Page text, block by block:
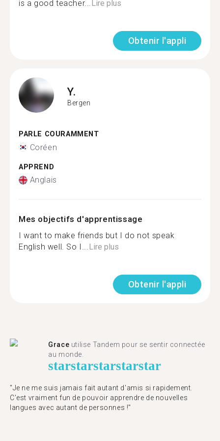
is a good teacher... Lire plus
Obtenir l'appli
Y.
Bergen
PARLE COURAMMENT
Coréen
APPREND
Anglais
Mes objectifs d'apprentissage
I want to make friends but I do not speak
English well. So I...Lire plus
Obtenir l'appli
Grace utilise Tandem pour se sentir connectée
au monde.
starstarstarstarstar
"Je ne me suis jamais fait autant d'amis si rapidement.
C'est vraiment fun de pouvoir apprendre de nouvelles
langues avec autant de personnes !"